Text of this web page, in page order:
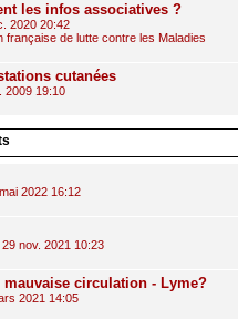
les infos associatives ?
2020 20:42
française de lutte contre les Maladies
cutanées
2009 19:10
2022 16:12
29 nov. 2021 10:23
circulation - Lyme?
2021 14:05